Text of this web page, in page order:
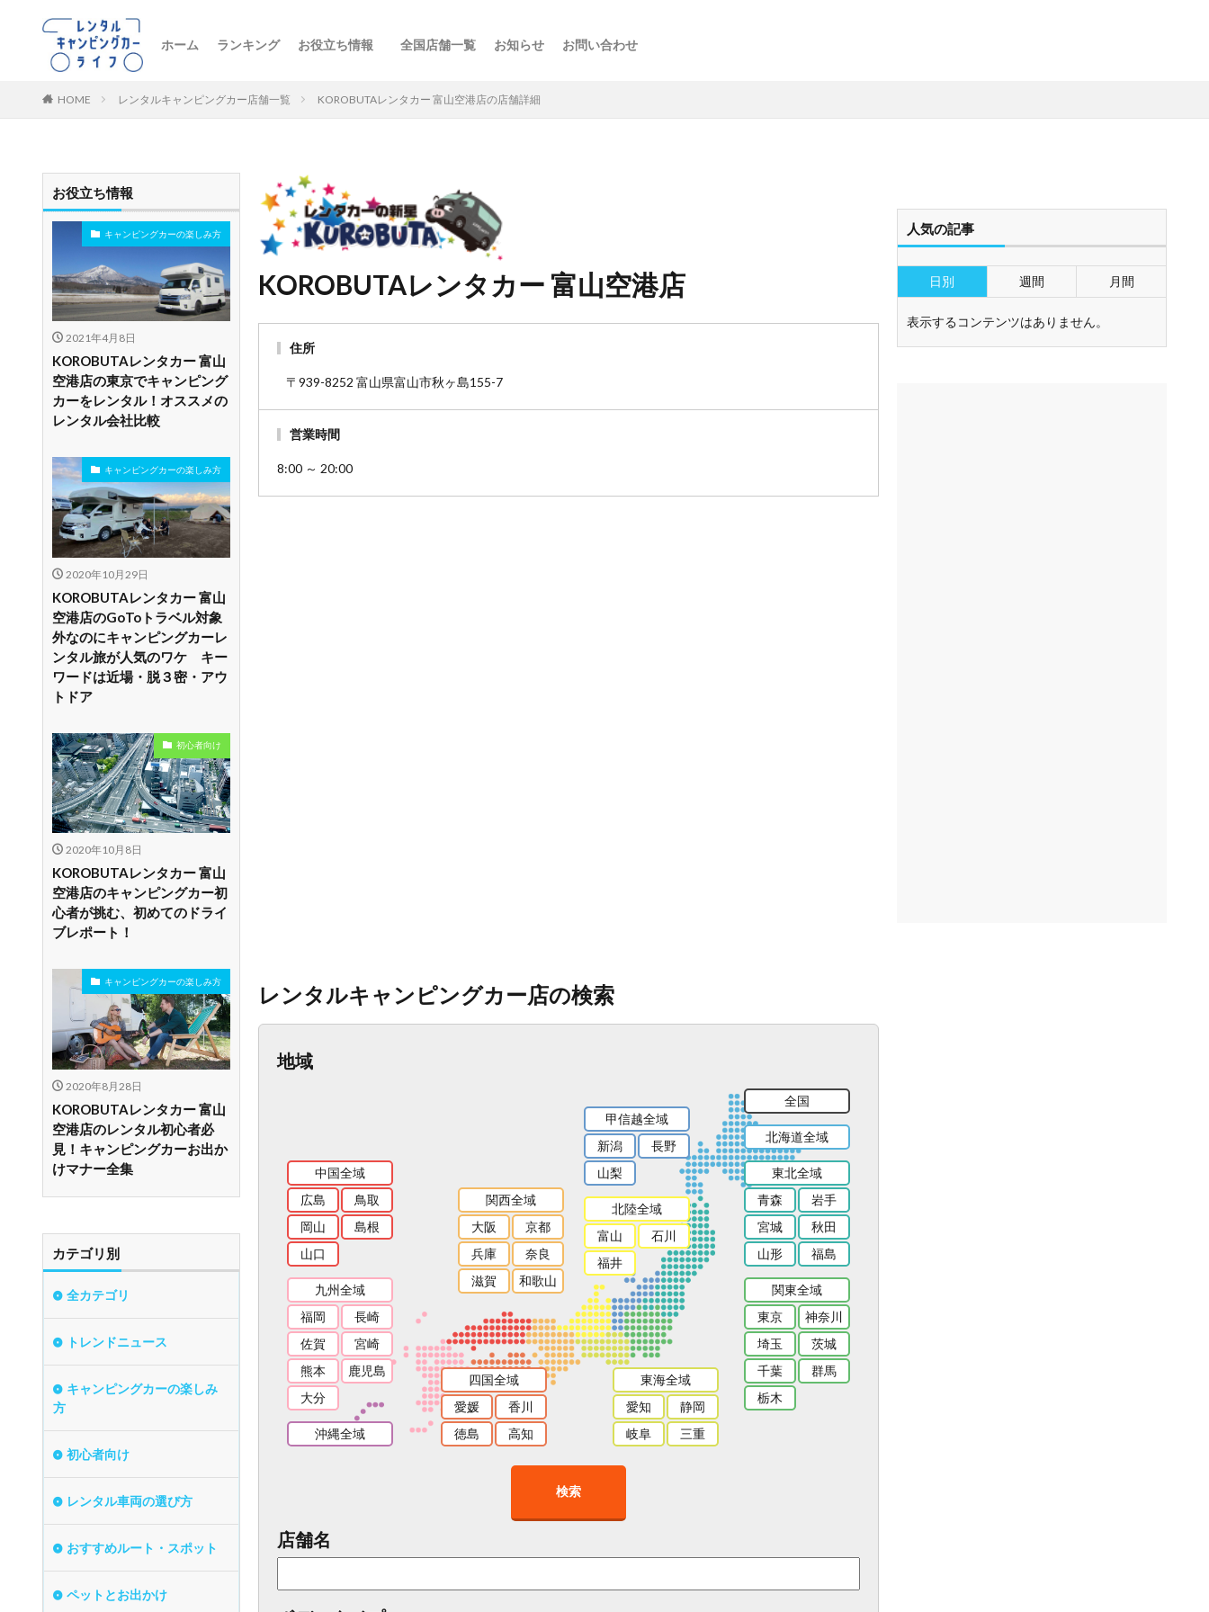
ホーム ランキング お役立ち情報 全国店舗一覧 お知らせ お問い合わせ
HOME レンタルキャンピングカー店舗一覧 KOROBUTAレンタカー 富山空港店の店舗詳細
KOROBUTAレンタカー 富山空港店
住所
〒939-8252 富山県富山市秋ヶ島155-7
営業時間
8:00 ～ 20:00
レンタルキャンピングカー店の検索
地域
全国
北海道全域
東北全域
青森
岩手
宮城
秋田
山形
福島
関東全域
東京
神奈川
埼玉
茨城
千葉
群馬
栃木
甲信越全域
新潟
長野
山梨
北陸全域
富山
石川
福井
東海全域
愛知
静岡
岐阜
三重
関西全域
大阪
京都
兵庫
奈良
滋賀
和歌山
中国全域
広島
鳥取
岡山
島根
山口
四国全域
愛媛
香川
徳島
高知
九州全域
福岡
長崎
佐賀
宮崎
熊本
鹿児島
大分
沖縄全域
検索
店舗名
お役立ち情報
キャンピングカーの楽しみ方
2021年4月8日
KOROBUTAレンタカー 富山
空港店の東京でキャンピング
カーをレンタル！オススメの
レンタル会社比較
キャンピングカーの楽しみ方
2020年10月29日
KOROBUTAレンタカー 富山
空港店のGoToトラベル対象
外なのにキャンピングカーレ
ンタル旅が人気のワケ キー
ワードは近場・脱３密・アウ
トドア
初心者向け
2020年10月8日
KOROBUTAレンタカー 富山
空港店のキャンピングカー初
心者が挑む、初めてのドライ
ブレポート！
キャンピングカーの楽しみ方
2020年8月28日
KOROBUTAレンタカー 富山
空港店のレンタル初心者必
見！キャンピングカーお出か
けマナー全集
カテゴリ別
全カテゴリ
トレンドニュース
キャンピングカーの楽しみ
方
初心者向け
レンタル車両の選び方
おすすめルート・スポット
ペットとお出かけ
人気の記事
日別 週間 月間
表示するコンテンツはありません。